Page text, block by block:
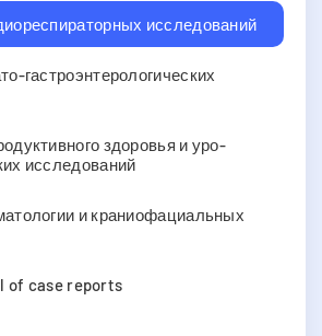
исследований
гастроэнтерологических
здоровья и уро-
исследований
и краниофациальных
of case reports